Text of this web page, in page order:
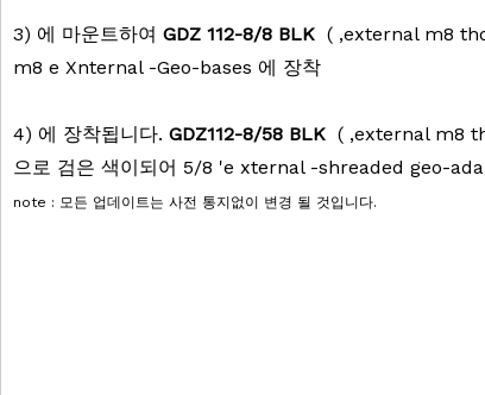
3) 에 마운트하여 GDZ 112-8/8 BLK ( ,external m8
m8 e Xnternal -Geo-bases 에 장착
4) 에 장착됩니다. GDZ112-8/58 BLK ( ,external m8
으로 검은 색이되어 5/8 'e xternal -shreaded geo-
note : 모든 업데이트는 사전 통지없이 변경 될 것입니다.